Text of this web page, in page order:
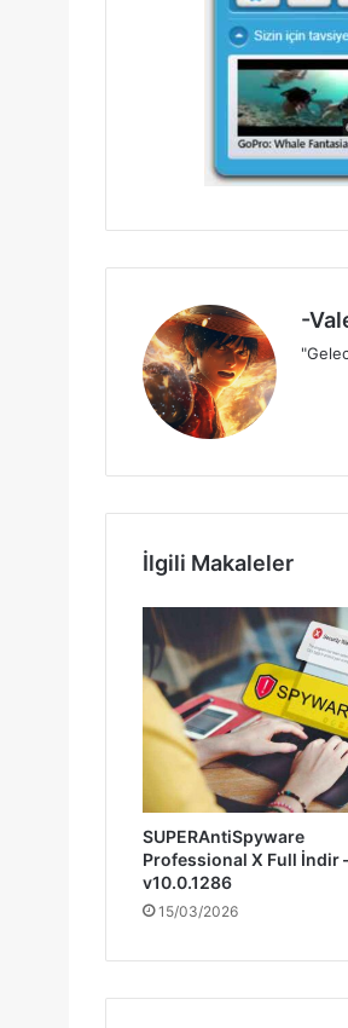
-
İlgili Makaleler
SUPERAntiSpyware
Professional X Full İndir
v10.0.1286
15/03/2026